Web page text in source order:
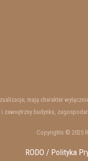
mają charakter
zewnętrzny budynku,
Copyrights © 2025
RODO / Polityka